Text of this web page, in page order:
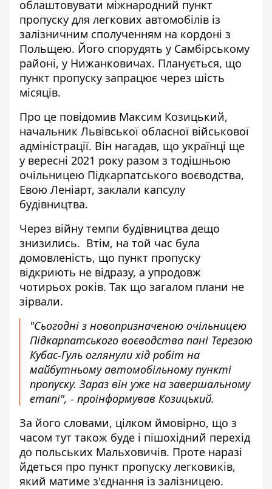
облаштовувати міжнародний пункт
пропуску для легкових автомобілів із
залізничним сполученням на кордоні з
Польщею. Його спорудять у Самбірському
районі, у Нижанковичах. Планується, що
пункт пропуску запрацює через шість
місяців.
Про це повідомив Максим Козицький,
начальник Львівської обласної військової
адміністрації. Він нагадав, що українці ще
у вересні 2021 року разом з тодішньою
очільницею Підкарпатського воєводства,
Евою Леніарт, заклали капсулу
будівництва.
Через війну темпи будівництва дещо
знизились. Втім, на той час була
домовленість, що пункт пропуску
відкриють не відразу, а упродовж
чотирьох років. Так що загалом плани не
зірвали.
"Сьогодні з новопризначеною очільницею
Підкарпатського воєводства пані Терезою
Кубас-Гуль оглянули хід робіт на
майбутньому автомобільному пункті
пропуску. Зараз він уже на завершальному
етапі", - проінформував Козицький.
За його словами, цілком ймовірно, що з
часом тут також буде і пішохідний перехід
до польських Мальховичів. Проте наразі
йдеться про пункт пропуску легковиків,
який матиме з'єднання із залізницею.